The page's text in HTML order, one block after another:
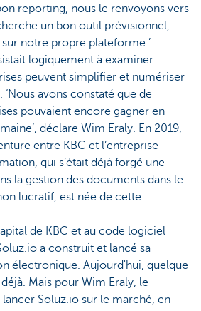
reporting, nous le renvoyons vers
un bon outil prévisionnel,
sur notre propre plateforme.’
logiquement à examiner
peuvent simplifier et numériser
avons constaté que de
pouvaient encore gagner en
déclare Wim Eraly. En 2019,
entre KBC et l’entreprise
qui s’était déjà forgé une
la gestion des documents dans le
lucratif, est née de cette
de KBC et au code logiciel
a construit et lancé sa
électronique. Aujourd'hui, quelque
Mais pour Wim Eraly, le
Soluz.io sur le marché, en